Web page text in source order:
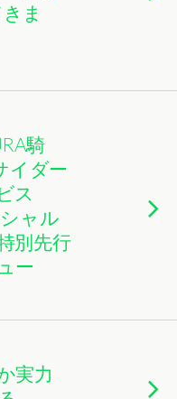
ま
騎
イダー
ス
シャル
別先行
ー
実力